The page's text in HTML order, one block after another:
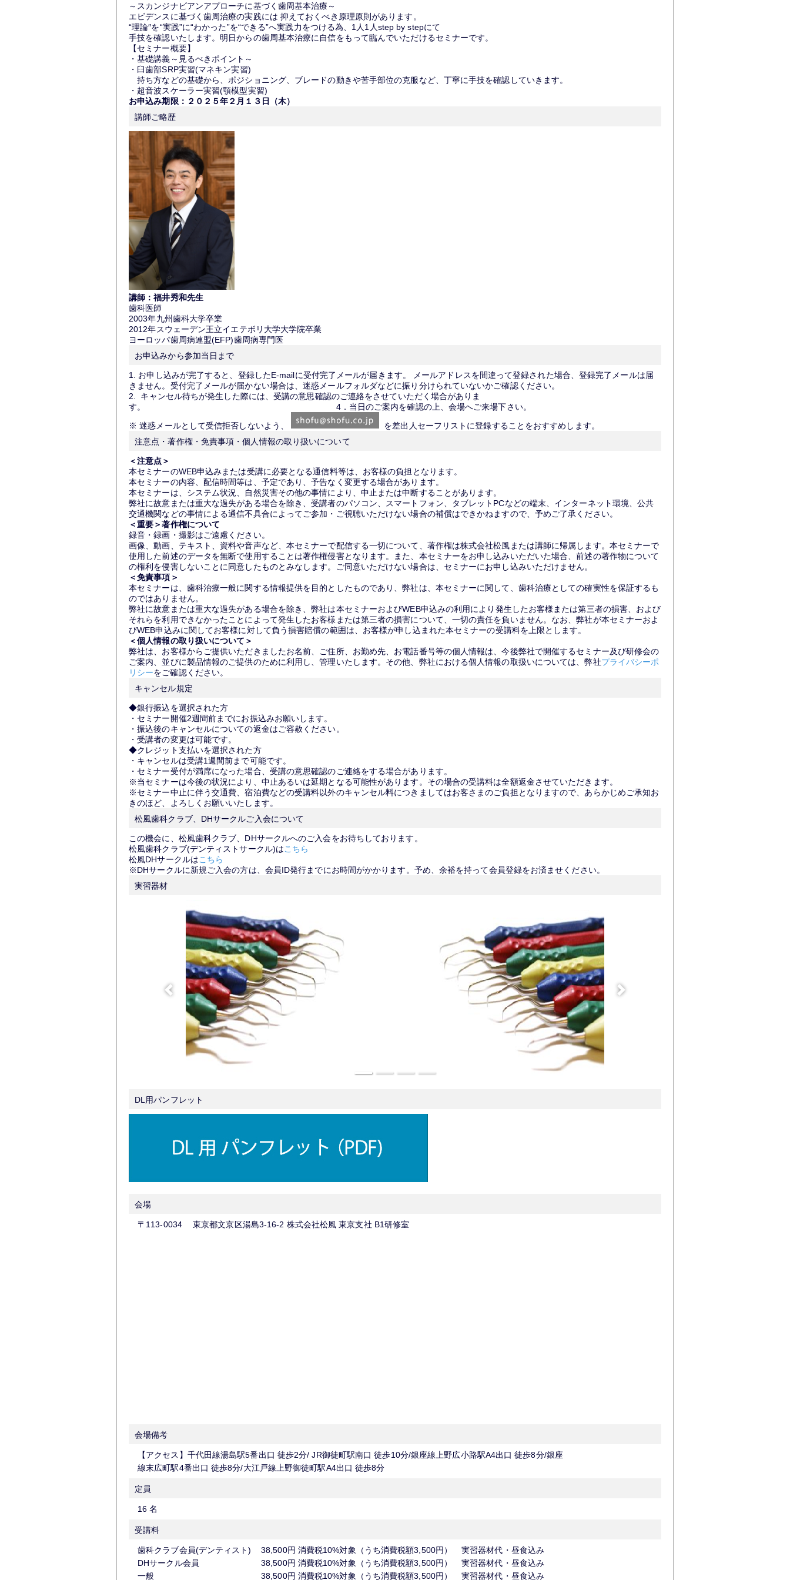
～スカンジナビアンアプローチに基づく歯周基本治療～
エビデンスに基づく歯周治療の実践には 抑えておくべき原理原則があります。
“理論″を“実践”に“わかった”を“できる”へ実践力をつける為、1人1人step by stepにて
手技を確認いたします。明日からの歯周基本治療に自信をもって臨んでいただけるセミナーです。
【セミナー概要】
・基礎講義～見るべきポイント～
・臼歯部SRP実習(マネキン実習)
持ち方などの基礎から、ポジショニング、ブレードの動きや苦手部位の克服など、丁寧に手技を確認していきます。
・超音波スケーラー実習(顎模型実習)
お申込み期限：２０２５年２月１３日（木）
講師ご略歴
講師：福井秀和先生
歯科医師
2003年九州歯科大学卒業
2012年スウェーデン王立イエテボリ大学大学院卒業
ヨーロッパ歯周病連盟(EFP)歯周病専門医
お申込みから参加当日まで
1. お申し込みが完了すると、登録したE-mailに受付完了メールが届きます。 メールアドレスを間違って登録された場合、登録完了メールは届
きません。受付完了メールが届かない場合は、迷惑メールフォルダなどに振り分けられていないかご確認ください。
2. キャンセル待ちが発生した際には、受講の意思確認のご連絡をさせていただく場合がありま
す。 4．当日のご案内を確認の上、会場へご来場下さい。
※ 迷惑メールとして受信拒否しないよう、
を差出人セーフリストに登録することをおすすめします。
注意点・著作権・免責事項・個人情報の取り扱いについて
＜注意点＞
本セミナーのWEB申込みまたは受講に必要となる通信料等は、お客様の負担となります。
本セミナーの内容、配信時間等は、予定であり、予告なく変更する場合があります。
本セミナーは、システム状況、自然災害その他の事情により、中止または中断することがあります。
弊社に故意または重大な過失がある場合を除き、受講者のパソコン、スマートフォン、タブレットPCなどの端末、インターネット環境、公共
交通機関などの事情による通信不具合によってご参加・ご視聴いただけない場合の補償はできかねますので、予めご了承ください。
＜重要＞著作権について
録音・録画・撮影はご遠慮ください。
画像、動画、テキスト、資料や音声など、本セミナーで配信する一切について、著作権は株式会社松風または講師に帰属します。本セミナーで
使用した前述のデータを無断で使用することは著作権侵害となります。また、本セミナーをお申し込みいただいた場合、前述の著作物について
の権利を侵害しないことに同意したものとみなします。ご同意いただけない場合は、セミナーにお申し込みいただけません。
＜免責事項＞
本セミナーは、歯科治療一般に関する情報提供を目的としたものであり、弊社は、本セミナーに関して、歯科治療としての確実性を保証するも
のではありません。
弊社に故意または重大な過失がある場合を除き、弊社は本セミナーおよびWEB申込みの利用により発生したお客様または第三者の損害、および
それらを利用できなかったことによって発生したお客様または第三者の損害について、一切の責任を負いません。なお、弊社が本セミナーおよ
びWEB申込みに関してお客様に対して負う損害賠償の範囲は、お客様が申し込まれた本セミナーの受講料を上限とします。
＜個人情報の取り扱いについて＞
弊社は、お客様からご提供いただきましたお名前、ご住所、お勤め先、お電話番号等の個人情報は、今後弊社で開催するセミナー及び研修会の
ご案内、並びに製品情報のご提供のために利用し、管理いたします。その他、弊社における個人情報の取扱いについては、弊社プライバシーポ
リシーをご確認ください。
キャンセル規定
◆銀行振込を選択された方
・セミナー開催2週間前までにお振込みお願いします。
・振込後のキャンセルについての返金はご容赦ください。
・受講者の変更は可能です。
◆クレジット支払いを選択された方
・キャンセルは受講1週間前まで可能です。
・セミナー受付が満席になった場合、受講の意思確認のご連絡をする場合があります。
※当セミナーは今後の状況により、中止あるいは延期となる可能性があります。その場合の受講料は全額返金させていただきます。
※セミナー中止に伴う交通費、宿泊費などの受講料以外のキャンセル料につきましてはお客さまのご負担となりますので、あらかじめご承知お
きのほど、よろしくお願いいたします。
松風歯科クラブ、DHサークルご入会について
この機会に、松風歯科クラブ、DHサークルへのご入会をお待ちしております。
松風歯科クラブ(デンティストサークル)はこちら
松風DHサークルはこちら
※DHサークルに新規ご入会の方は、会員ID発行までにお時間がかかります。予め、余裕を持って会員登録をお済ませください。
実習器材
DL用パンフレット
【アクセス】千代田線湯島駅5番出口 徒歩2分/ JR御徒町駅南口 徒歩10分/銀座線上野広小路駅A4出口 徒歩8分/銀座
線末広町駅4番出口 徒歩8分/大江戸線上野御徒町駅A4出口 徒歩8分